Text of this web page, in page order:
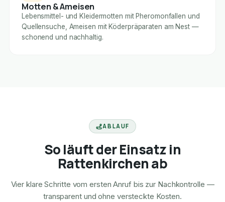
Motten & Ameisen
Lebensmittel- und Kleidermotten mit Pheromonfallen und
Quellensuche, Ameisen mit Köderpräparaten am Nest —
schonend und nachhaltig.
ABLAUF
So läuft der Einsatz in
Rattenkirchen ab
Vier klare Schritte vom ersten Anruf bis zur Nachkontrolle —
transparent und ohne versteckte Kosten.